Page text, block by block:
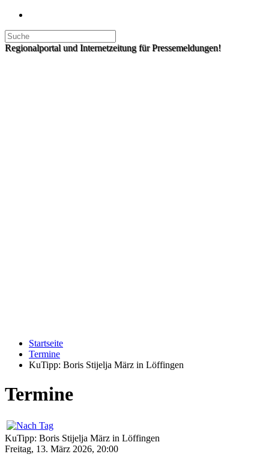
Regionalportal und Internetzeitung für Pressemeldungen!
Startseite
Termine
KuTipp: Boris Stijelja März in Löffingen
Termine
KuTipp: Boris Stijelja März in Löffingen
Freitag, 13. März 2026, 20:00